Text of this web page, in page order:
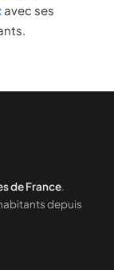
avec ses
de France.
depuis